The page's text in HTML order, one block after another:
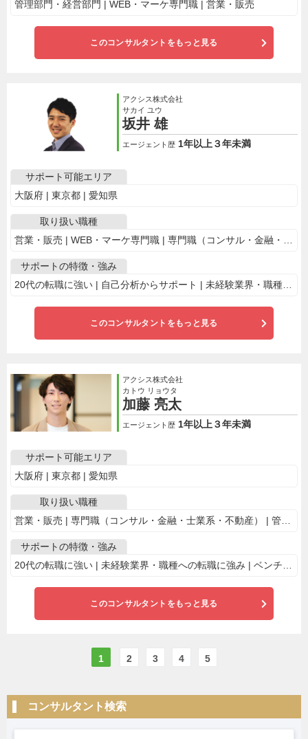
管理部門・経営部門 | WEB・マーケ専門職 | 営業・販売
このコンサルタントをもっと見る
アクシス株式会社
サカイ ユウ
坂井 雄
エージェント歴 1年以上３年未満
サポート可能エリア
大阪府 | 東京都 | 愛知県
取り扱い職種
サポートの特徴・強み
このコンサルタントをもっと見る
アクシス株式会社
カトウ リョウタ
加藤 亮太
エージェント歴 1年以上３年未満
サポート可能エリア
大阪府 | 東京都 | 愛知県
取り扱い職種
サポートの特徴・強み
このコンサルタントをもっと見る
1 2 3 4 5
コンサルタント検索